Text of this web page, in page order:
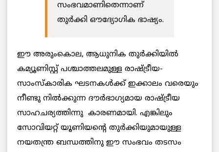
സംഭവമാണിതെന്നാണ്
തുർക്കി ഔദ്യോഗിക ഭാഷ്യം.
ഈ അരുംകൊല, ആധുനിക തുർക്കിയിൽ
കമ്യൂണിസ്റ്റ് പശ്ചാത്തലമുള്ള രാഷ്ട്രീയ-
സാംസ്കാരിക ഘടനകൾക്ക് ഇക്കാലം വരെയും
നീണ്ടു നിൽക്കുന്ന ദൗർഭാഗ്യമായ രാഷ്ട്രീയ
സാഹചര്യത്തിന്നു കാരണമായി. എങ്കിലും
സോവിയറ്റ് യൂണിയന്റെ തുർക്കിയുമായുള്ള
നയതന്ത്ര ബന്ധത്തിനു ഈ സംഭവം തടസം